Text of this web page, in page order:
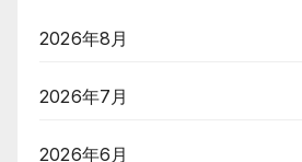
2026年8月
2026年7月
2026年6月